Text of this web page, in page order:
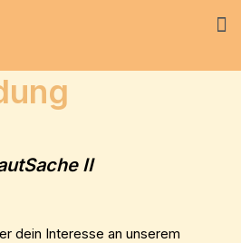
II
dein Interesse an unserem